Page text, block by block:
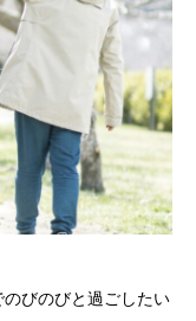
のびのびと過ごしたい